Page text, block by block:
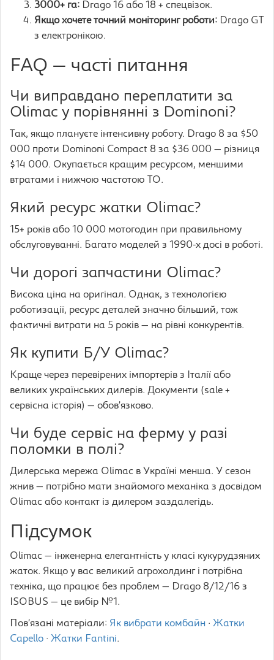
3000+ га: Drago 16 або 18 + спецвізок.
Якщо хочете точний моніторинг роботи: Drago GT
з електронікою.
FAQ — часті питання
Чи виправдано переплатити за
Olimac у порівнянні з Dominoni?
Так, якщо плануєте інтенсивну роботу. Drago 8 за $50
000 проти Dominoni Compact 8 за $36 000 — різниця
$14 000. Окупається кращим ресурсом, меншими
втратами і нижчою частотою ТО.
Який ресурс жатки Olimac?
15+ років або 10 000 мотогодин при правильному
обслуговуванні. Багато моделей з 1990-х досі в роботі.
Чи дорогі запчастини Olimac?
Висока ціна на оригінал. Однак, з технологією
роботизації, ресурс деталей значно більший, тож
фактичні витрати на 5 років — на рівні конкурентів.
Як купити Б/У Olimac?
Краще через перевірених імпортерів з Італії або
великих українських дилерів. Документи (sale +
сервісна історія) — обов’язково.
Чи буде сервіс на ферму у разі
поломки в полі?
Дилерська мережа Olimac в Україні менша. У сезон
жнив — потрібно мати знайомого механіка з досвідом
Olimac або контакт із дилером заздалегідь.
Підсумок
Olimac — інженерна елегантність у класі кукурудзяних
жаток. Якщо у вас великий агрохолдинг і потрібна
техніка, що працює без проблем — Drago 8/12/16 з
ISOBUS — це вибір №1.
Пов’язані матеріали: Як вибрати комбайн · Жатки
Capello · Жатки Fantini.